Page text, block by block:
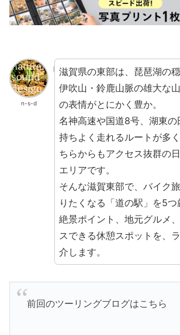
n-s-d
滋賀県の東部は、琵琶湖の
伊吹山・鈴鹿山脈の雄大な
の表情がとにかく豊か。
名神高速や国道8号、湖東
持ちよく走れるルートが多
ちらからもアクセス抜群の
エリアです。
そんな滋賀東部で、バイク
りたくなる「道の駅」を5つ
絶景ポイント、地元グルメ
スできる休憩スポットを、
介します。
前回のツーリングブログはこちら